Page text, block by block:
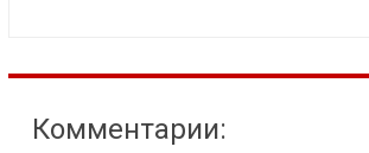
Комментарии: